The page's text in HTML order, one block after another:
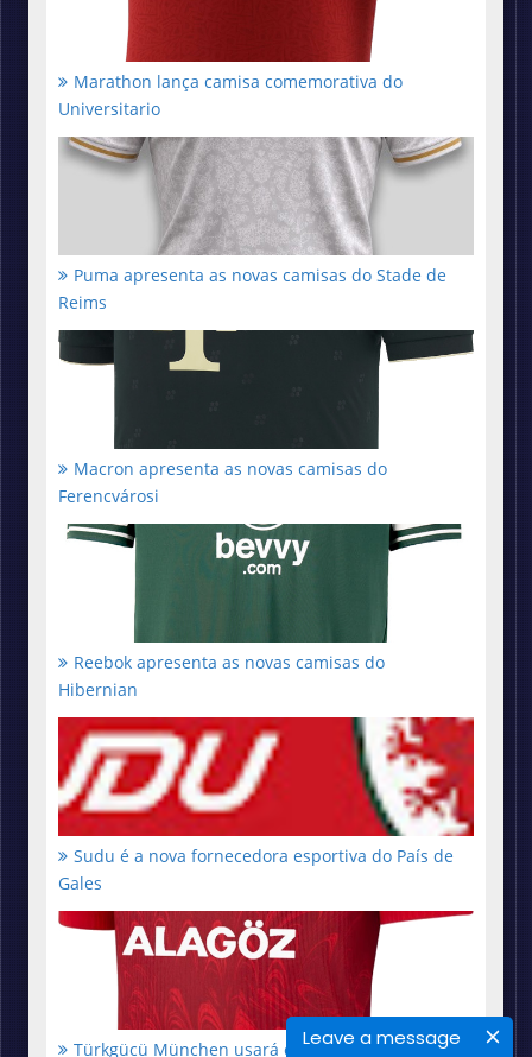
Leave a message
Marathon lança camisa comemorativa do
Universitario
Puma apresenta as novas camisas do Stade de
Reims
Macron apresenta as novas camisas do
Ferencvárosi
Reebok apresenta as novas camisas do
Hibernian
Sudu é a nova fornecedora esportiva do País de
Gales
Türkgücü München usará camisas oficiais da